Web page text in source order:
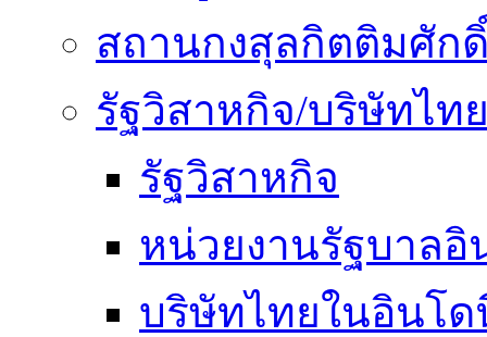
สถานกงสุลกิตติมศัก
รัฐวิสาหกิจ/บริษัทไท
รัฐวิสาหกิจ
หน่วยงานรัฐบาลอิ
บริษัทไทยในอินโด